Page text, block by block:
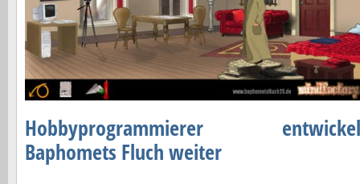
Hobbyprogrammierer
Baphomets Fluch weiter